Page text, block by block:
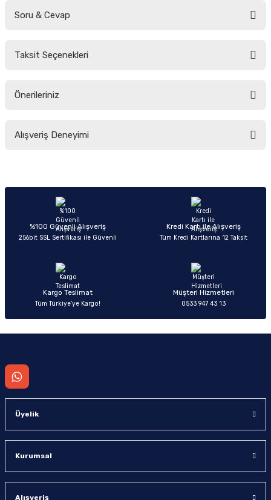
Soru & Cevap
Taksit Seçenekleri
Önerileriniz
yetersiz gördüğünüz noktaları öneri formunu kullanarak tarafımıza
Ürün açıklamasında eksik bilgiler bulunuyor.
Ürün bilgilerinde hatalar bulunuyor.
Ürün fiyatı diğer sitelerden daha pahalı.
Alışveriş Deneyimi
Sitemize ilk yorumu siz yapın!
%100 Güvenli Alışveriş
256bit SSL Sertifikası ile Güvenli
Kredi Kartı ile Alışveriş
Tüm Kredi Kartlarına 12 Taksit
Kargo Teslimat
Tüm Türkiye’ye Kargo!
Müşteri Hizmetleri
0533 947 43 13
Üyelik
Kurumsal
Alışveriş